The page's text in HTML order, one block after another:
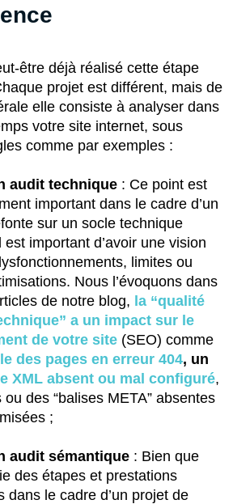
être déjà réalisé cette étape
projet est différent, mais de
elle consiste à analyser dans
votre site internet, sous
comme par exemples :
audit technique: Ce point est
important dans le cadre d’un
sur un socle technique
est important d’avoir une vision
limites ou
Nous l’évoquons dans
de notre blog, la “qualité
a un impact sur le
de votre site(SEO) comme
des pages en erreur 404, un
XML absent ou mal configuré,
des “balises META” absentes
;
audit sémantique: Bien que
des étapes et prestations
dans le cadre d’un projet de